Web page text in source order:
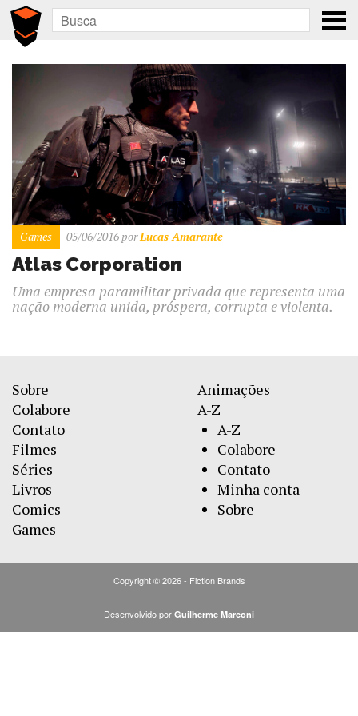
Games 05/06/2016 por Lucas Amarante
Atlas Corporation
Uma empresa paramilitar privada que representa uma
nação moderna unida, próspera, corrupta e violenta.
Sobre
Colabore
Contato
Filmes
Séries
Livros
Comics
Games
Animações
A-Z
A-Z
Colabore
Contato
Minha conta
Sobre
Copyright © 2026 - Fiction Brands
Desenvolvido por Guilherme Marconi